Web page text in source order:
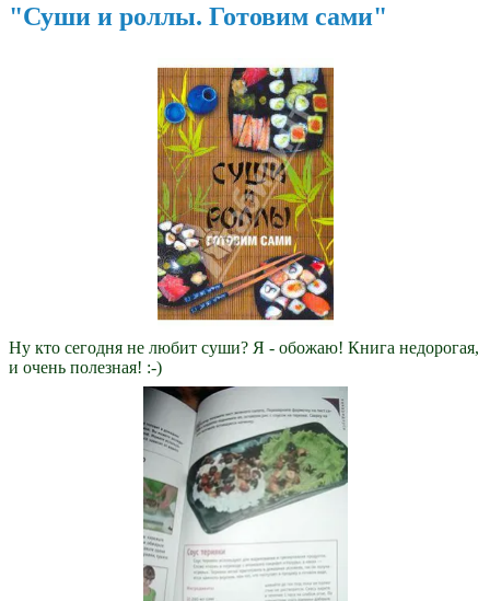
"Суши и роллы. Готовим сами"
Ну кто сегодня не любит суши? Я - обожаю! Книга недорогая,
и очень полезная! :-)